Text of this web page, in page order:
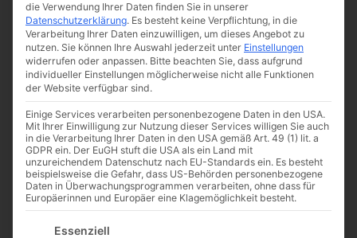
die Verwendung Ihrer Daten finden Sie in unserer
Datenschutzerklärung. Es besteht keine Verpflichtung, in die
Verarbeitung Ihrer Daten einzuwilligen, um dieses Angebot zu
nutzen. Sie können Ihre Auswahl jederzeit unter Einstellungen
widerrufen oder anpassen. Bitte beachten Sie, dass aufgrund
individueller Einstellungen möglicherweise nicht alle Funktionen
der Website verfügbar sind.
Einige Services verarbeiten personenbezogene Daten in den USA.
Mit Ihrer Einwilligung zur Nutzung dieser Services willigen Sie auch
in die Verarbeitung Ihrer Daten in den USA gemäß Art. 49 (1) lit. a
GDPR ein. Der EuGH stuft die USA als ein Land mit
unzureichendem Datenschutz nach EU-Standards ein. Es besteht
beispielsweise die Gefahr, dass US-Behörden personenbezogene
Daten in Überwachungsprogrammen verarbeiten, ohne dass für
Europäerinnen und Europäer eine Klagemöglichkeit besteht.
Es folgt eine Liste der Service-Gruppen, für die eine
Essenziell